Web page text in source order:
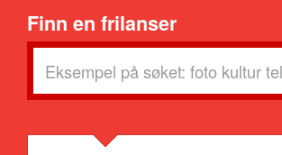
Finn en frilanser